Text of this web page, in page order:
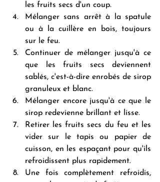
les fruits secs d'un coup.
Mélanger sans arrêt à la spatule
ou à la cuillère en bois, toujours
sur le feu.
Continuer de mélanger jusqu'à ce
que les fruits secs deviennent
sablés, c'est-à-dire enrobés de sirop
granuleux et blanc.
Mélanger encore jusqu'à ce que le
sirop redevienne brillant et lisse.
Retirer les fruits secs du feu et les
vider sur le tapis ou papier de
cuisson, en les espaçant pour qu'ils
refroidissent plus rapidement.
Une fois complètement refroidis,